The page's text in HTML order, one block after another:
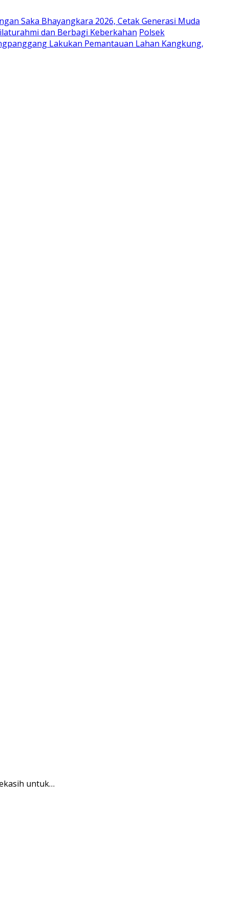
Saka Bhayangkara 2026, Cetak Generasi Muda
dan Berbagi Keberkahan Polsek
Lakukan Pemantauan Lahan Kangkung,
untuk…